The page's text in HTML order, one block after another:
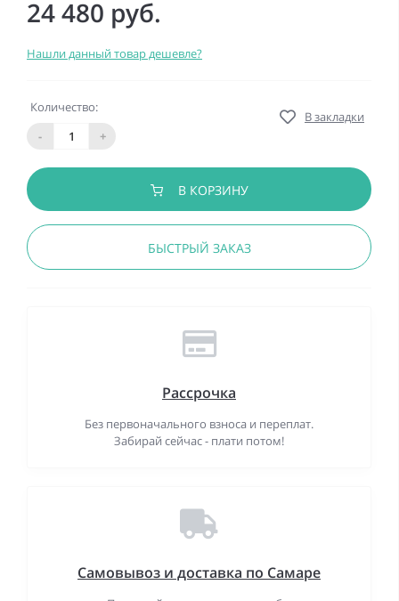
24 480 руб.
Нашли данный товар дешевле?
Количество:
-
+
В закладки
В КОРЗИНУ
БЫСТРЫЙ ЗАКАЗ
Рассрочка
Без первоначального взноса и переплат.
Забирай сейчас - плати потом!
Самовывоз и доставка по Самаре